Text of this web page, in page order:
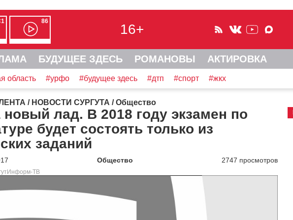
86
16+
БУДУЩЕЕ ЗДЕСЬ РОМАНОВЫ АКТИРОВКА
область #урфо #будущее здесь #дтп #спорт #жкх
/ НОВОСТИ СУРГУТА /Общество
лад. В 2018 году экзамен по
будет состоять только из
заданий
Общество 2747 просмотров
ТВ